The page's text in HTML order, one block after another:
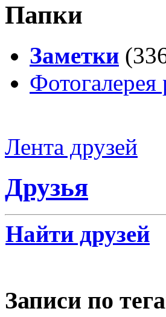
Папки
Заметки
Лента друзей
Друзья
Найти друзей
Записи по